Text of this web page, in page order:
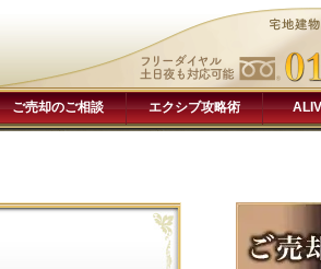
ご売却のご相談 エクシブ攻略術